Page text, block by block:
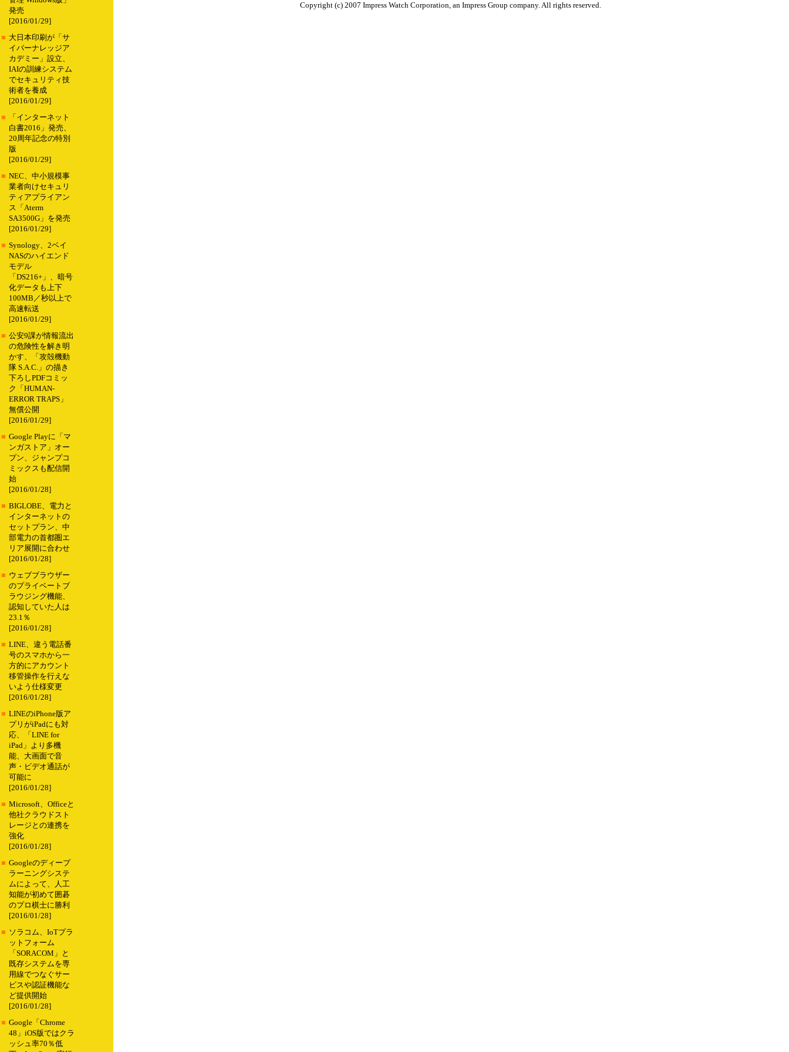
発売
[2016/01/29]
■ 大日本印刷が「サ
イバーナレッジア
カデミー」設立、
IAIの訓練システム
でセキュリティ技
術者を養成
[2016/01/29]
■
「インターネット
白書2016」発売、
20周年記念の特別
版
[2016/01/29]
■ NEC、中小規模事
業者向けセキュリ
ティアプライアン
ス「Aterm
SA3500G」を発売
[2016/01/29]
■ Synology、2ベイ
NASのハイエンド
モデル
「DS216+」、暗号
化データも上下
100MB／秒以上で
高速転送
[2016/01/29]
■ 公安9課が情報流出
の危険性を解き明
かす、「攻殻機動
隊 S.A.C.」の描き
下ろしPDFコミッ
ク「HUMAN-
ERROR TRAPS」
無償公開
[2016/01/29]
■ Google Playに「マ
ンガストア」オー
プン、ジャンプコ
ミックスも配信開
始
[2016/01/28]
■ BIGLOBE、電力と
インターネットの
セットプラン、中
部電力の首都圏エ
リア展開に合わせ
[2016/01/28]
■ ウェブブラウザー
のプライベートブ
ラウジング機能、
認知していた人は
23.1％
[2016/01/28]
■ LINE、違う電話番
号のスマホから一
方的にアカウント
移管操作を行えな
いよう仕様変更
[2016/01/28]
■ LINEのiPhone版ア
プリがiPadにも対
応、「LINE for
iPad」より多機
能、大画面で音
声・ビデオ通話が
可能に
[2016/01/28]
■ Microsoft、Officeと
他社クラウドスト
レージとの連携を
強化
[2016/01/28]
■ Googleのディープ
ラーニングシステ
ムによって、人工
知能が初めて囲碁
のプロ棋士に勝利
[2016/01/28]
■ ソラコム、IoTプラ
ットフォーム
「SORACOM」と
既存システムを専
用線でつなぐサー
ビスや認証機能な
ど提供開始
[2016/01/28]
■ Google「Chrome
48」iOS版ではクラ
ッシュ率70％低
Copyright (c) 2007 Impress Watch Corporation, an Impress Group company. All rights reserved.